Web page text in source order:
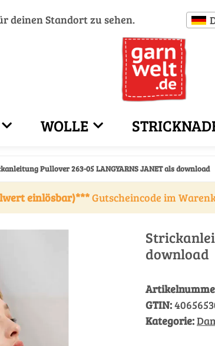
deinen Standort zu sehen.
WOLLE
Pullover 263-05 LANGYARNS JANET als download
einlösbar)***Gutscheincode im
download
GTIN:
Kategorie: